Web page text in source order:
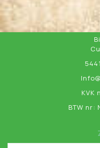
KVK
BTW nr: